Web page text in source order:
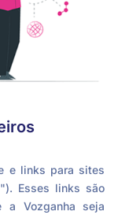
e links para sites
Esses links são
a Vozganha seja